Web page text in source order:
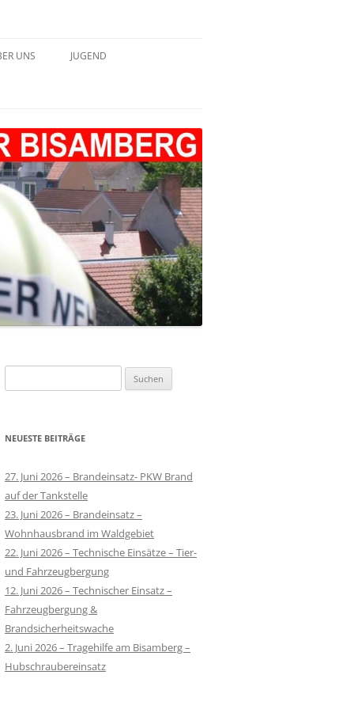
UNS JUGEND
JUGEND 2024
JUGEND 2025
JUGEND 2026
nach:
NEUESTE BEITRÄGE
27. Juni 2026 – Brandeinsatz- PKW Brand
auf der Tankstelle
23. Juni 2026 – Brandeinsatz –
Wohnhausbrand im Waldgebiet
22. Juni 2026 – Technische Einsätze – Tier-
und Fahrzeugbergung
12. Juni 2026 – Technischer Einsatz –
Fahrzeugbergung &
Brandsicherheitswache
2. Juni 2026 – Tragehilfe am Bisamberg –
Hubschraubereinsatz